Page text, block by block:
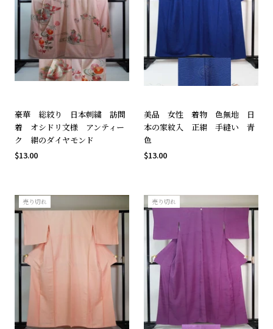
豪華 総絞り 日本刺繍 訪問
着 オシドリ文様 アンティー
ク 絹のダイヤモンド
$13.00
美品 女性 着物 色無地 日
本の家紋入 正絹 手縫い 青
色
$13.00
売り切れ 売り切れ